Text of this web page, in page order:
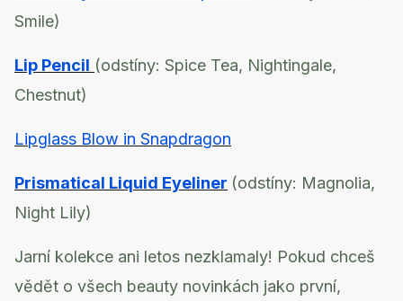
Smile)
Lip Pencil (odstíny: Spice Tea, Nightingale,
Chestnut)
Lipglass Blow in Snapdragon
Prismatical Liquid Eyeliner (odstíny: Magnolia,
Night Lily)
Jarní kolekce ani letos nezklamaly! Pokud chceš
vědět o všech beauty novinkách jako první,